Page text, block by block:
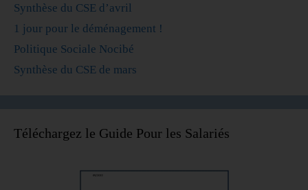
Synthèse du CSE d’avril
1 jour pour le déménagement !
Politique Sociale Nocibé
Synthèse du CSE de mars
Téléchargez le Guide Pour les Salariés